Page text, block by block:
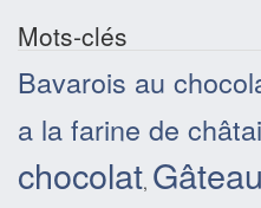
Mots-clés
Bavarois au
a la farine de
chocolat,